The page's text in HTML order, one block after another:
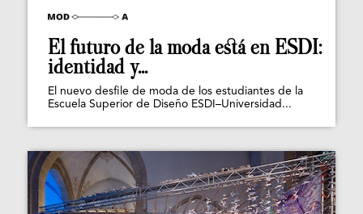
El futuro de la moda está en ESDI:
identidad y...
El nuevo desfile de moda de los estudiantes de la
Escuela Superior de Diseño ESDI–Universidad...